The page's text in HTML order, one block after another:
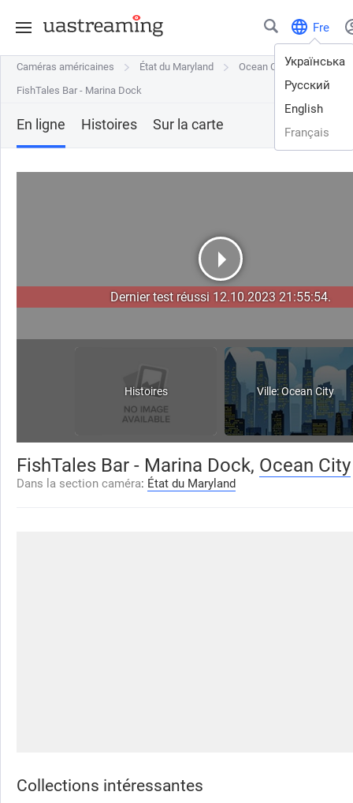
Fre
Українська
Русский
English
Français
Caméras américaines État du Maryland
Ocean City
FishTales Bar - Marina Dock
Caméras américaines État du Maryland
Ocean City
FishTales Bar - Marina Dock
En ligne Histoires Sur la carte
Dernier test réussi 12.10.2023 21:55:54.
Histoires Ville: Ocean City
FishTales Bar - Marina Dock, Ocean City
Dans la section caméra: État du Maryland
Collections intéressantes